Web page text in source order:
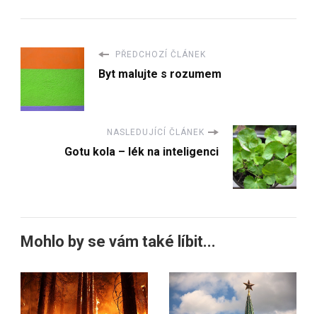
PŘEDCHOZÍ ČLÁNEK
Byt malujte s rozumem
NASLEDUJÍCÍ ČLÁNEK
Gotu kola – lék na inteligenci
Mohlo by se vám také líbit...